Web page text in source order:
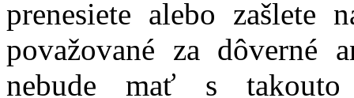
prenesiete alebo zašlete
považované za dôverné
nebude mať s takouto